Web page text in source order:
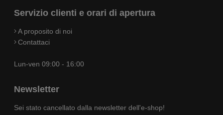
Servizio clienti e orari di apertura
A proposito di noi
Contattaci
Lun-ven 09:00 - 16:00
Newsletter
Sei stato cancellato dalla newsletter dell'e-shop!